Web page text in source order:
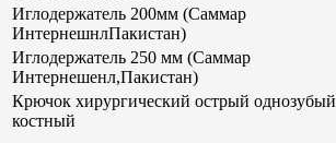
Иглодержатель 200мм (Саммар
ИнтернешнлПакистан)
Иглодержатель 250 мм (Саммар
Интернешенл,Пакистан)
Крючок хирургический острый однозубый
костный